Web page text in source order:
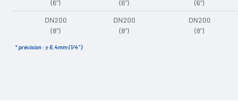
(6")
(6")
(6")
DN200
(8")
DN200
(8")
DN200
(8")
* précision : ± 6,4mm (1/4″)